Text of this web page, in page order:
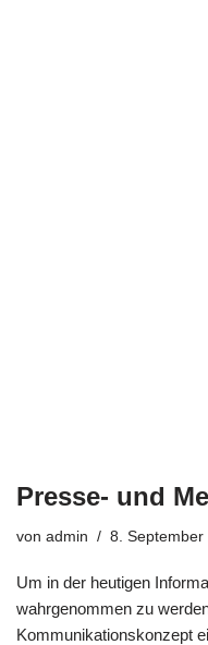
Presse- und
von admin 8. September
Um in der heutigen
wahrgenommen zu
Kommunikationskonzept